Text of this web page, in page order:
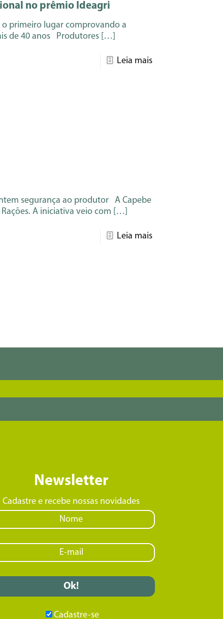
no prêmio Ideagri
o primeiro lugar comprovando a
de 40 anos Produtores[…]
Leia mais
segurança ao produtor A Capebe
A iniciativa veio com […]
Leia mais
Newsletter
Cadastre e recebe nossas novidades
Cadastre-se